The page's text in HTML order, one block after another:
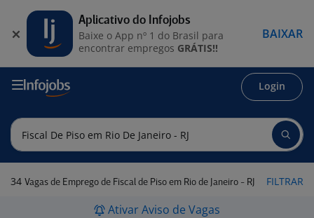
Login
34 Vagas de Emprego de Fiscal de Piso em Rio de Janeiro - RJ FILTRAR
Ativar Aviso de Vagas
Aplicativo do Infojobs
Baixe o App nº 1 do Brasil para
encontrar empregos GRÁTIS!!
BAIXAR